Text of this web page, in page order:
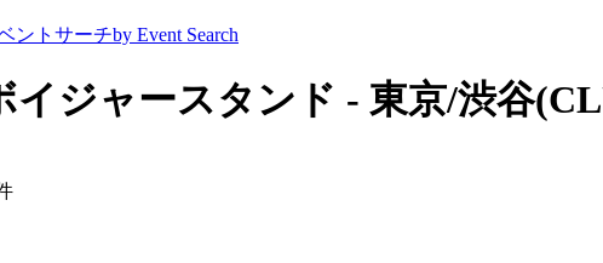
ントサーチby Event Search
イジャースタンド - 東京/渋谷